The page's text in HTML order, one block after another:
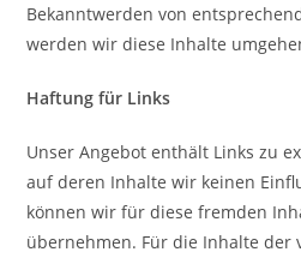
Bekanntwerden von
werden wir diese Inhalte
Haftung für Links
Unser Angebot enthält Links zu
auf deren Inhalte wir keinen
können wir für diese fremden
übernehmen. Für die Inhalte der